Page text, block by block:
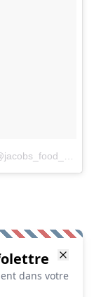
dans votre